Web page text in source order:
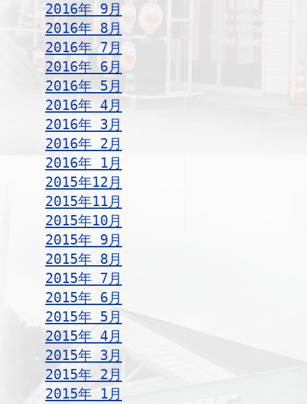
2016年 9月
2016年 8月
2016年 7月
2016年 6月
2016年 5月
2016年 4月
2016年 3月
2016年 2月
2016年 1月
2015年12月
2015年11月
2015年10月
2015年 9月
2015年 8月
2015年 7月
2015年 6月
2015年 5月
2015年 4月
2015年 3月
2015年 2月
2015年 1月